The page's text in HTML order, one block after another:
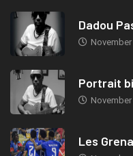
Dadou
Portrait
Les